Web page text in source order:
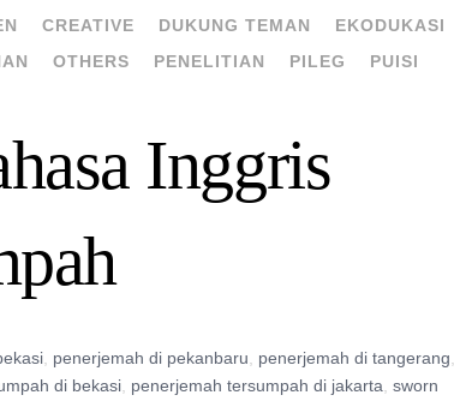
CREATIVE DUKUNG TEMAN
EKODUKASI
OTHERS PENELITIAN PILEG PUISI
Inggris
penerjemah di pekanbaru penerjemah di tangerang
di bekasi penerjemah tersumpah di jakarta ,sworn